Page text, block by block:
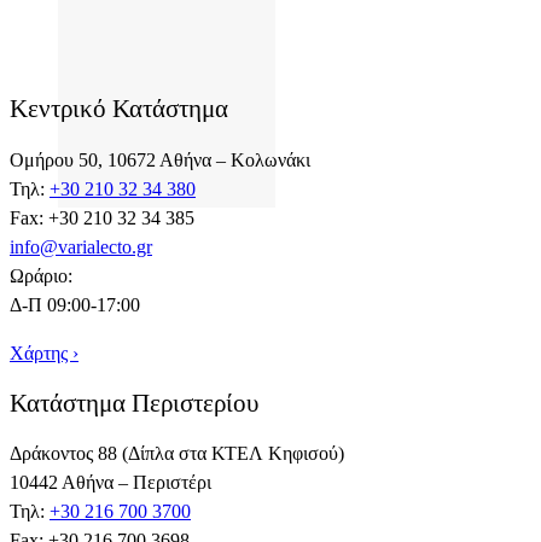
Κεντρικό Κατάστημα
Ομήρου 50, 10672 Αθήνα – Κολωνάκι
Τηλ: +30 210 32 34 380
Fax: +30 210 32 34 385
info@varialecto.gr
Ωράριο:
Δ-Π 09:00-17:00
Χάρτης ›
Κατάστημα Περιστερίου
Δράκοντος 88 (Δίπλα στα ΚΤΕΛ Κηφισού)
10442 Αθήνα – Περιστέρι
Τηλ: +30 216 700 3700